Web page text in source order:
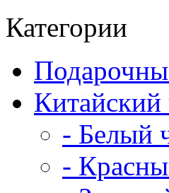
Категории
Китайский
- Белый
-